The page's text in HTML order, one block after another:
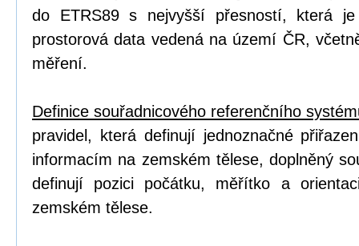
do ETRS89 s nejvyšší přesností, která
prostorová data vedená na území ČR,
měření.
Definice souřadnicového referenčního
pravidel, která definují jednoznačné
informacím na zemském tělese, doplněný
definují pozici počátku, měřítko a
zemském tělese.